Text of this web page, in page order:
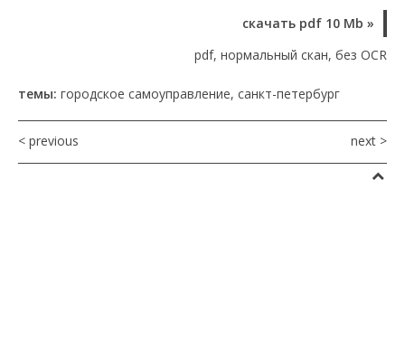
скачать pdf 10 Mb »
pdf, нормальный скан, без OCR
темы: городское самоуправление, санкт-петербург
< previous next >